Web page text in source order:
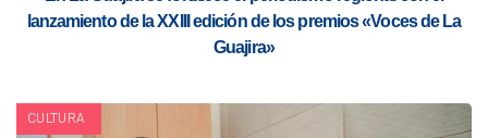
lanzamiento de la XXIII edición de los premios «Voces de La
Guajira»
CULTURA